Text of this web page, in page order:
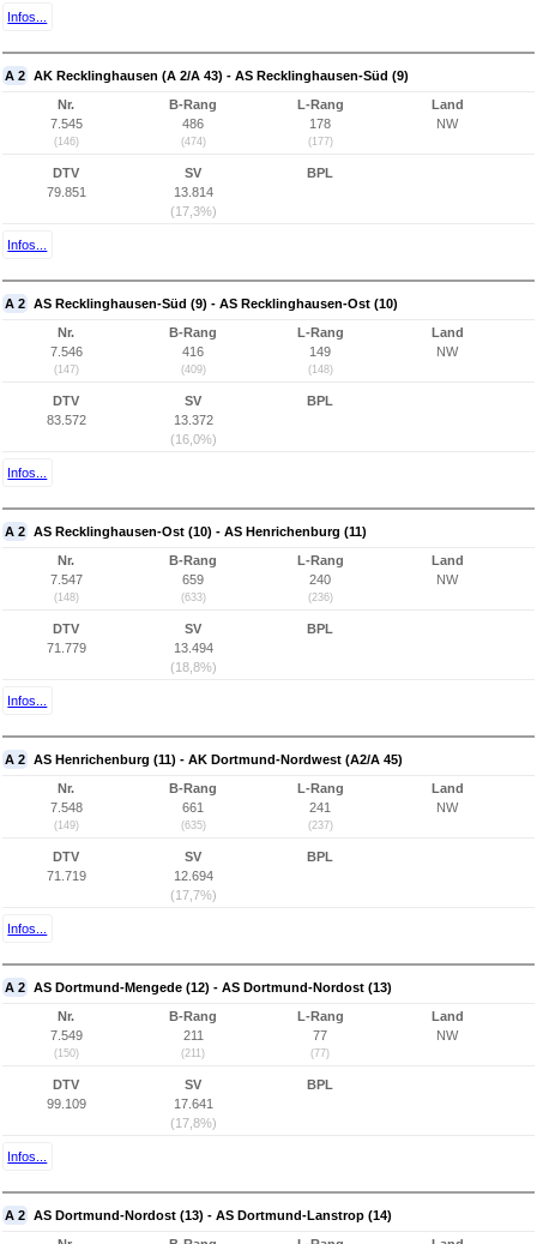
Infos...
A 2 AK Recklinghausen (A 2/A 43) - AS Recklinghausen-Süd (9)
Nr.
7.545
(146)
B-Rang
486
(474)
L-Rang
178
(177)
Land
NW
DTV
79.851
SV
13.814
(17,3%)
BPL
Infos...
A 2 AS Recklinghausen-Süd (9) - AS Recklinghausen-Ost (10)
Nr.
7.546
(147)
B-Rang
416
(409)
L-Rang
149
(148)
Land
NW
DTV
83.572
SV
13.372
(16,0%)
BPL
Infos...
A 2 AS Recklinghausen-Ost (10) - AS Henrichenburg (11)
Nr.
7.547
(148)
B-Rang
659
(633)
L-Rang
240
(236)
Land
NW
DTV
71.779
SV
13.494
(18,8%)
BPL
Infos...
A 2 AS Henrichenburg (11) - AK Dortmund-Nordwest (A2/A 45)
Nr.
7.548
(149)
B-Rang
661
(635)
L-Rang
241
(237)
Land
NW
DTV
71.719
SV
12.694
(17,7%)
BPL
Infos...
A 2 AS Dortmund-Mengede (12) - AS Dortmund-Nordost (13)
Nr.
7.549
(150)
B-Rang
211
(211)
L-Rang
77
(77)
Land
NW
DTV
99.109
SV
17.641
(17,8%)
BPL
Infos...
A 2 AS Dortmund-Nordost (13) - AS Dortmund-Lanstrop (14)